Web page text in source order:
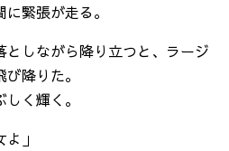
緊張が走る。
としながら降り立つと、ラージ
降りた。
く輝く。
」